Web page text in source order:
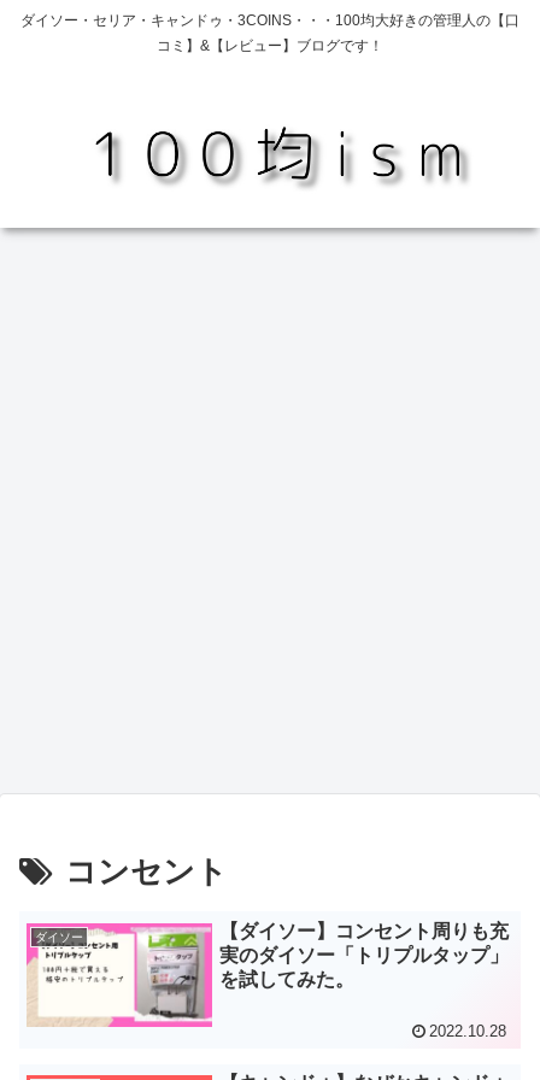
ダイソー・セリア・キャンドゥ・3COINS・・・100均大好きの管理人の【口
コミ】&【レビュー】ブログです！
コンセント
ダイソー
【ダイソー】コンセント周りも充
実のダイソー「トリプルタップ」
を試してみた。
2022.10.28